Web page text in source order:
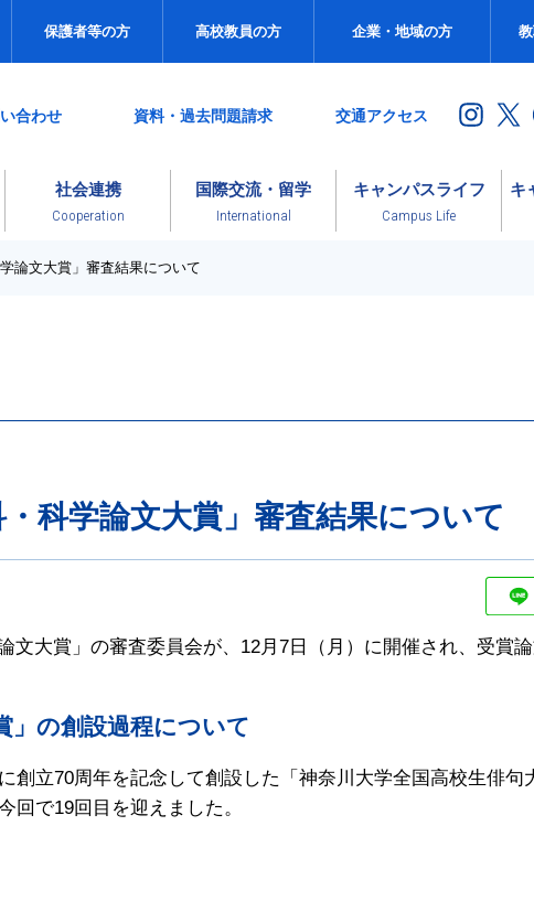
保護者等の方 高校教員の方 企業・地域の方
合わせ 資料・過去問題請求 交通アクセス
社会連携
Cooperation
国際交流・留学
International
キャンパスライフ
Campus Life
キ
論文大賞」審査結果について
科学論文大賞」審査結果について
大賞」の審査委員会が、12月7日（月）に開催され、受賞論
」の創設過程について
創立70周年を記念して創設した「神奈川大学全国高校生俳
回で19回目を迎えました。